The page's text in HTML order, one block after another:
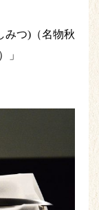
みつ)（名物秋
」